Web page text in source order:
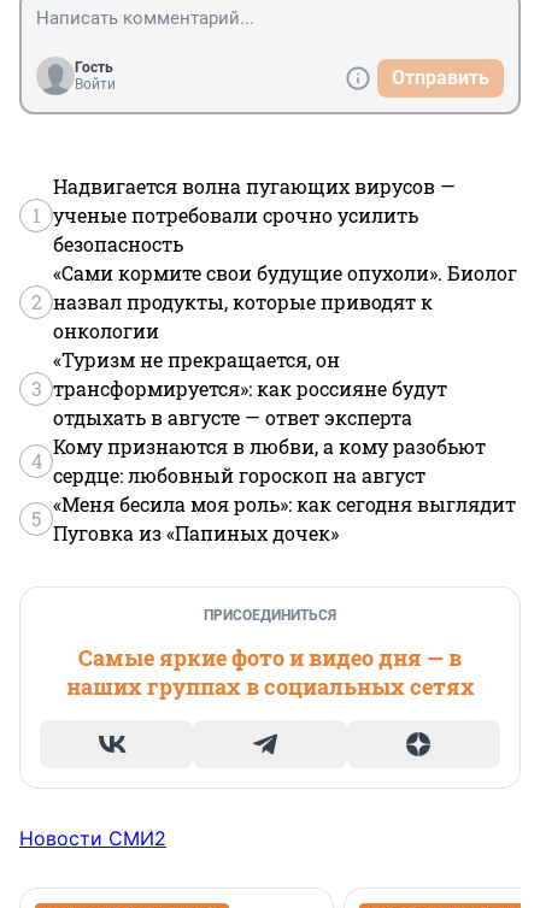
Гость
Войти
Отправить
1
Надвигается волна пугающих вирусов —
ученые потребовали срочно усилить
безопасность
2
«Сами кормите свои будущие опухоли». Биолог
назвал продукты, которые приводят к
онкологии
3
«Туризм не прекращается, он
трансформируется»: как россияне будут
отдыхать в августе — ответ эксперта
4
Кому признаются в любви, а кому разобьют
сердце: любовный гороскоп на август
5
«Меня бесила моя роль»: как сегодня выглядит
Пуговка из «Папиных дочек»
ПРИСОЕДИНИТЬСЯ
Самые яркие фото и видео дня — в
наших группах в социальных сетях
Новости СМИ2